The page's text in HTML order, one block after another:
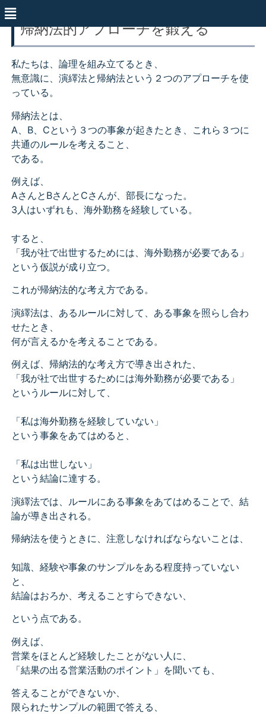
帰納法的アプローチを鍛える
私たちは、論理を組み立てるとき、
無意識に、演繹法と帰納法という２つのアプローチを使
っている。
帰納法とは、
A、B、Cという３つの事象が起きたとき、これら３つに
共通のルールを考えること、
である。
例えば、
AさんとBさんとCさんが、部長になった。
3人はいずれも、海外勤務を経験している。
すると、
「我が社で出世するためには、海外勤務が必要である」
という仮説が成り立つ。
これが帰納法的な考え方である。
演繹法は、あるルールに対して、ある事象を照らし合わ
せたとき、
何が言えるかを考えることである。
例えば、帰納法的な考え方で導き出された、
「我が社で出世するためには海外勤務が必要である」
というルールに対して、
「私は海外勤務を経験していない」
という事象をあてはめると、
「私は出世しない」
という結論に達する。
演繹法では、ルールにある事象をあてはめることで、結
論が導き出される。
帰納法を使うときに、注意しなければならないことは、
知識、経験や事象のサンプルをある程度持っていない
と、
結論はおろか、考えることすらできない、
という点である。
例えば、
営業をほとんど経験したことがない人に、
「結果の出る営業活動のポイント」を聞いても、
答えることができないか、
限られたサンプルの範囲で答える、